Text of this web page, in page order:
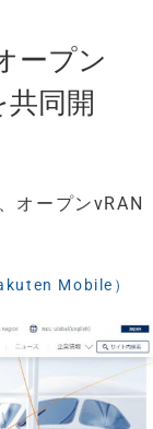
ープン
共同開
オープンvRAN
Mobile）